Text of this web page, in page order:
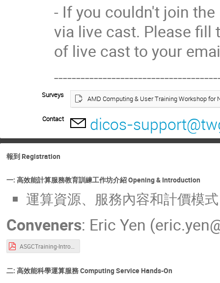
- If you couldn't join
via live cast. Please fill
of live cast to your
Surveys AMD Computing & User Training Workshop for
Contact dicos-
報到 Registration
一: 高效能計算服務教育訓練工作坊介紹 Opening & Introduction
運算資源、服務內容和計價模
Conveners: Eric Yen
二: 高效能科學運算服務 Computing Service Hands-On